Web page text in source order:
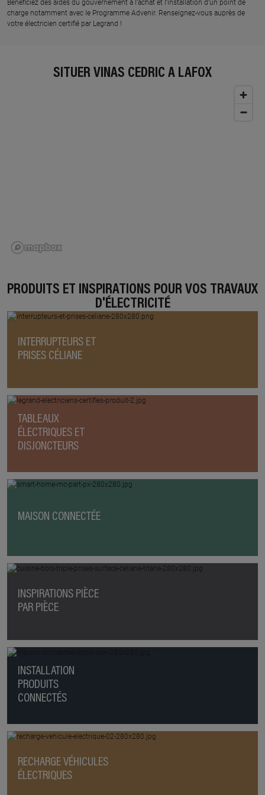
Bénéficiez des aides du gouvernement à l’achat et l’installation d’un point de
charge notamment avec le Programme Advenir. Renseignez-vous auprès de
votre électricien certifié par Legrand !
SITUER VINAS CEDRIC À LAFOX
PRODUITS ET INSPIRATIONS POUR VOS TRAVAUX
D'ÉLECTRICITÉ
INTERRUPTEURS ET
PRISES CÉLIANE
TABLEAUX
ÉLECTRIQUES ET
DISJONCTEURS
MAISON CONNECTÉE
INSPIRATIONS PIÈCE
PAR PIÈCE
INSTALLATION
PRODUITS
CONNECTÉS
RECHARGE VÉHICULES
ÉLECTRIQUES